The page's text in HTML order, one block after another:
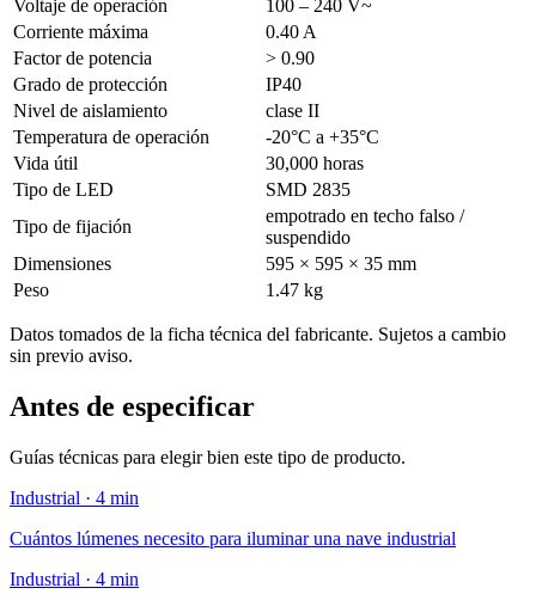
Voltaje de operación
100 – 240 V~
Corriente máxima
0.40 A
Factor de potencia
> 0.90
Grado de protección
IP40
Nivel de aislamiento
clase II
Temperatura de operación
-20°C a +35°C
Vida útil
30,000 horas
Tipo de LED
SMD 2835
Tipo de fijación
empotrado en techo falso /
suspendido
Dimensiones
595 × 595 × 35 mm
Peso
1.47 kg
Datos tomados de la ficha técnica del fabricante. Sujetos a cambio
sin previo aviso.
Antes de especificar
Guías técnicas para elegir bien este tipo de producto.
Industrial · 4 min
Cuántos lúmenes necesito para iluminar una nave industrial
Industrial · 4 min